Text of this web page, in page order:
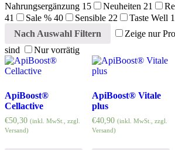
Nahrungsergänzung 15 Neuheiten 21
41
Sale % 40 Sensible 22 Taste Well
Nach Auswahl Filtern
Zeige nur
sind
Nur vorrätig
ApiBoost®
Cellactive
€50,30 (inkl. MwSt., zzgl.
Versand)
ApiBoost® Vitale
plus
€40,90 (inkl. MwSt., zzgl.
Versand)